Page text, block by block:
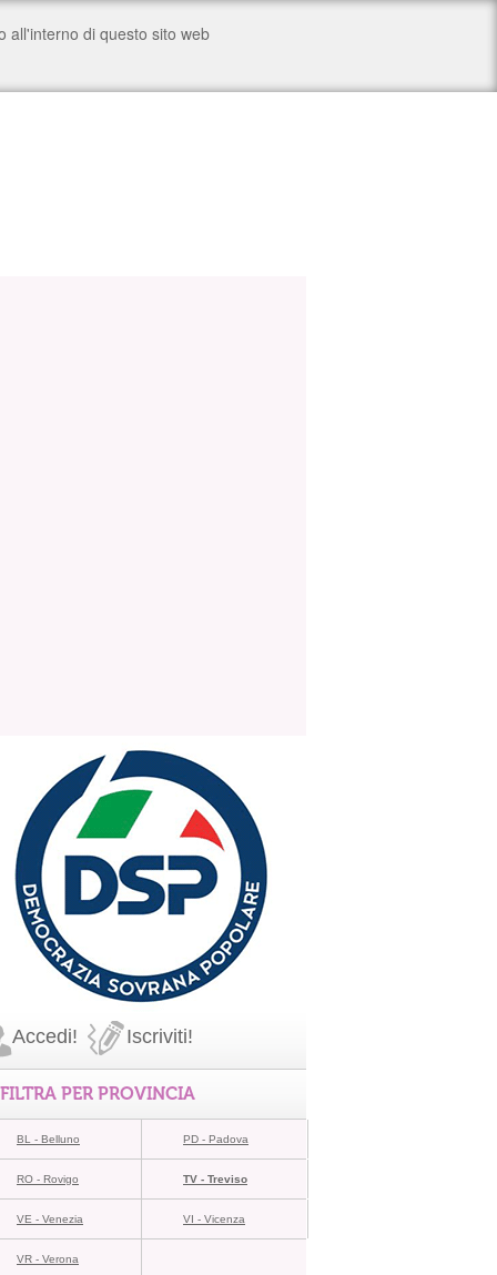
Accedi! Iscriviti!
FILTRA PER PROVINCIA
BL - Belluno PD - Padova
RO - Rovigo TV - Treviso
VE - Venezia VI - Vicenza
VR - Verona